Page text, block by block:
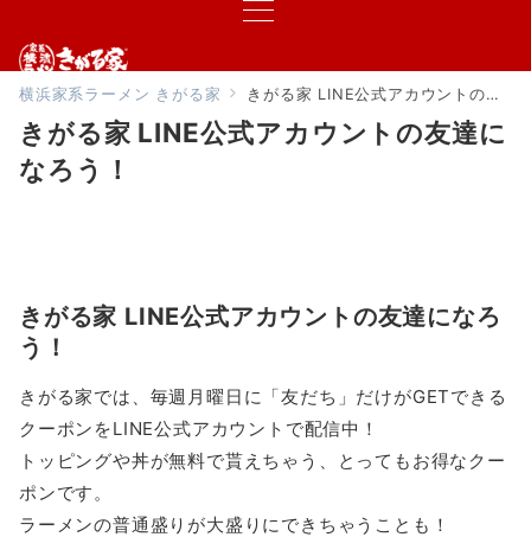
横浜家系ラーメン きがる家 きがる家 LINE公式アカウントの友達になろう！
きがる家 LINE公式アカウントの友達に
なろう！
きがる家 LINE公式アカウントの友達になろ
う！
きがる家では、毎週月曜日に「友だち」だけがGETできる
クーポンをLINE公式アカウントで配信中！
トッピングや丼が無料で貰えちゃう、とってもお得なクー
ポンです。
ラーメンの普通盛りが大盛りにできちゃうことも！